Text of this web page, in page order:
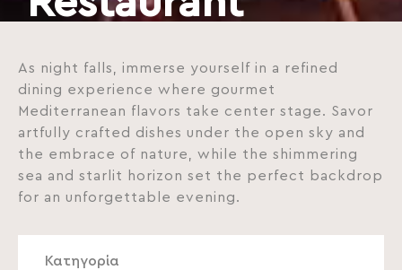
As night falls, immerse yourself in a refined
dining experience where gourmet
Mediterranean flavors take center stage. Savor
artfully crafted dishes under the open sky and
the embrace of nature, while the shimmering
sea and starlit horizon set the perfect backdrop
for an unforgettable evening.
Κατηγορία